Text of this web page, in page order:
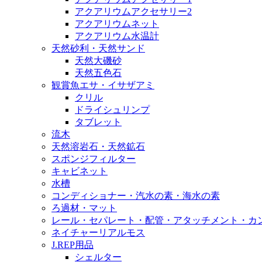
アクアリウムアクセサリー2
アクアリウムネット
アクアリウム水温計
天然砂利・天然サンド
天然大磯砂
天然五色石
観賞魚エサ・イサザアミ
クリル
ドライシュリンプ
タブレット
流木
天然溶岩石・天然鉱石
スポンジフィルター
キャビネット
水槽
コンディショナー・汽水の素・海水の素
ろ過材・マット
レール・セパレート・配管・アタッチメント・
ネイチャーリアルモス
J.REP用品
シェルター